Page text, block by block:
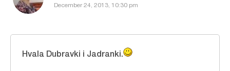
December 24, 2013, 10:30 pm
Hvala Dubravki i Jadranki.